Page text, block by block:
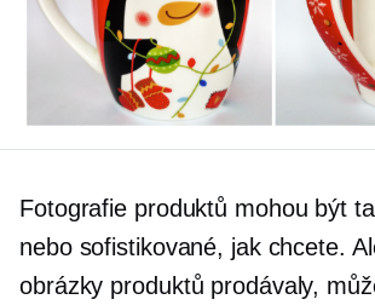
Fotografie produktů mohou být
nebo sofistikované, jak chcete.
obrázky produktů prodávaly,